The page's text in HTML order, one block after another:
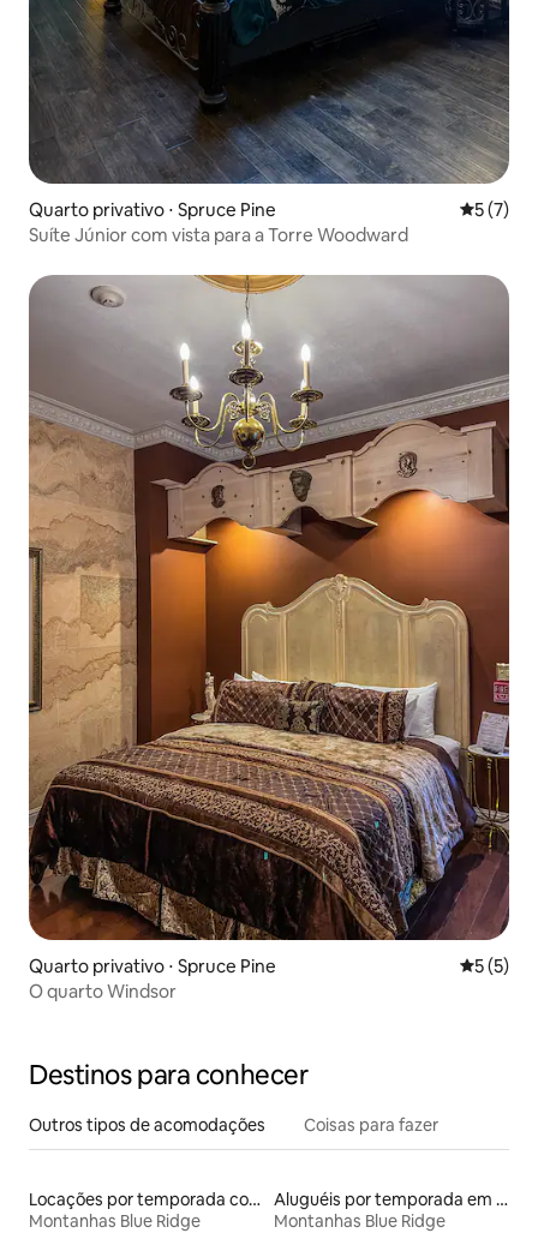
Quarto privativo ⋅ Spruce Pine 5 de
5 (7)
Suíte Júnior com vista para a Torre Woodward
Quarto privativo ⋅ Spruce Pine 5 de
5 (5)
O quarto Windsor
Destinos para conhecer
Outros tipos de acomodações Coisas para fazer
Locações por temporada com piscina
Montanhas Blue Ridge
Aluguéis por temporada em acampamentos
Montanhas Blue Ridge